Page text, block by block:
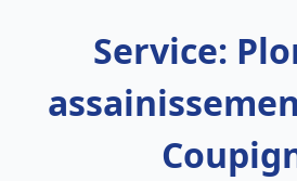
Service: